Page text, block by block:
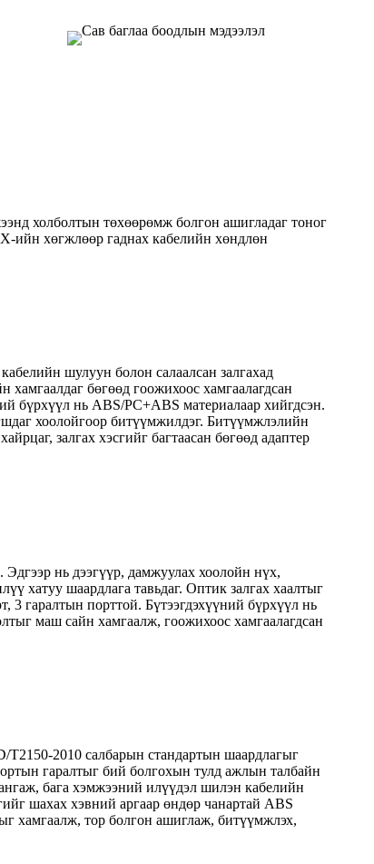
холболтын төхөөрөмж болгон ашигладаг тоног
ийн хөгжлөөр гаднах кабелийн хөндлөн
шулуун болон салаалсан залгахад
хамгаалдаг бөгөөд гоожихоос хамгаалагдсан
бүрхүүл нь ABS/PC+ABS материалаар хийгдсэн.
хоолойгоор битүүмжилдэг. Битүүмжлэлийн
залгах хэсгийг багтаасан бөгөөд адаптер
нь дээгүүр, дамжуулах хоолойн нүх,
хатуу шаардлага тавьдаг. Оптик залгах хаалтыг
3 гаралтын порттой. Бүтээгдэхүүний бүрхүүл нь
маш сайн хамгаалж, гоожихоос хамгаалагдсан
T2150-2010 салбарын стандартын шаардлагыг
гаралтыг бий болгохын тулд ажлын талбайн
бага хэмжээний илүүдэл шилэн кабелийн
шахах хэвний аргаар өндөр чанартай ABS
хамгаалж, тор болгон ашиглаж, битүүмжлэх,